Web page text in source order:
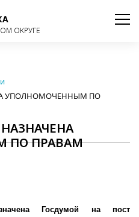
ОКРУГЕ
УПОЛНОМОЧЕННЫМ ПО
ПО ПРАВАМ
Госдумой на пост